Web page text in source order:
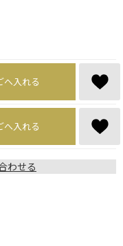
へ入れる
へ入れる
わせる